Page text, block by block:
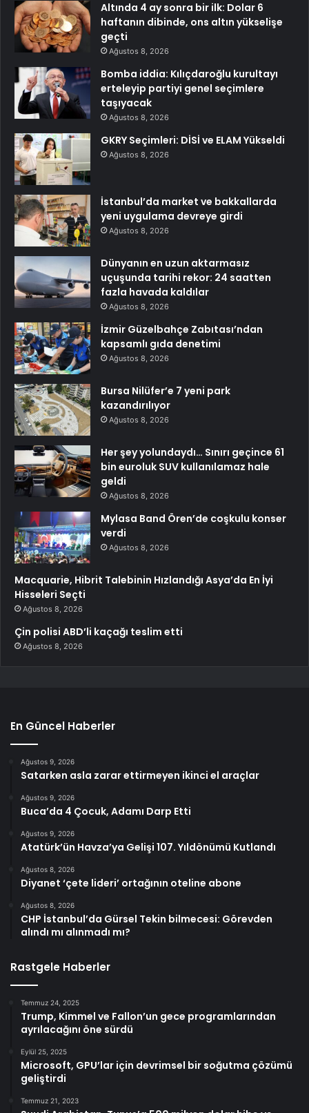
Altında 4 ay sonra bir ilk: Dolar 6
haftanın dibinde, ons altın yükselişe
geçti
Ağustos 8, 2026
Bomba iddia: Kılıçdaroğlu kurultayı
erteleyip partiyi genel seçimlere
taşıyacak
Ağustos 8, 2026
GKRY Seçimleri: DİSİ ve ELAM Yükseldi
Ağustos 8, 2026
İstanbul’da market ve bakkallarda
yeni uygulama devreye girdi
Ağustos 8, 2026
Dünyanın en uzun aktarmasız
uçuşunda tarihi rekor: 24 saatten
fazla havada kaldılar
Ağustos 8, 2026
İzmir Güzelbahçe Zabıtası’ndan
kapsamlı gıda denetimi
Ağustos 8, 2026
Bursa Nilüfer’e 7 yeni park
kazandırılıyor
Ağustos 8, 2026
Her şey yolundaydı… Sınırı geçince 61
bin euroluk SUV kullanılamaz hale
geldi
Ağustos 8, 2026
Mylasa Band Ören’de coşkulu konser
verdi
Ağustos 8, 2026
Macquarie, Hibrit Talebinin Hızlandığı Asya’da En İyi
Hisseleri Seçti
Ağustos 8, 2026
Çin polisi ABD’li kaçağı teslim etti
Ağustos 8, 2026
En Güncel Haberler
Ağustos 9, 2026
Satarken asla zarar ettirmeyen ikinci el araçlar
Ağustos 9, 2026
Buca’da 4 Çocuk, Adamı Darp Etti
Ağustos 9, 2026
Atatürk’ün Havza’ya Gelişi 107. Yıldönümü Kutlandı
Ağustos 8, 2026
Diyanet ‘çete lideri’ ortağının oteline abone
Ağustos 8, 2026
CHP İstanbul’da Gürsel Tekin bilmecesi: Görevden
alındı mı alınmadı mı?
Rastgele Haberler
Temmuz 24, 2025
Trump, Kimmel ve Fallon’un gece programlarından
ayrılacağını öne sürdü
Eylül 25, 2025
Microsoft, GPU’lar için devrimsel bir soğutma çözümü
geliştirdi
Temmuz 21, 2023